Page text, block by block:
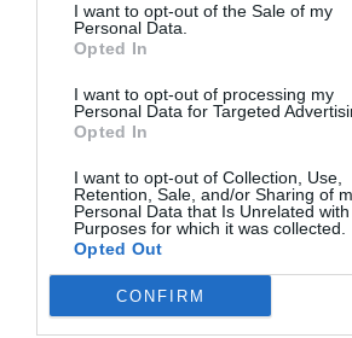
I want to opt-out of the Sale of my
Personal Data.
Opted In
I want to opt-out of processing my
Personal Data for Targeted
Opted In
I want to opt-out of Collection, Use,
Retention, Sale, and/or Sharing of
Personal Data that Is Unrelated
Purposes for which it was collected.
Opted Out
CONFIRM